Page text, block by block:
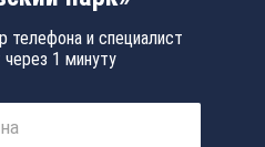
телефона и специалист
через 1 минуту